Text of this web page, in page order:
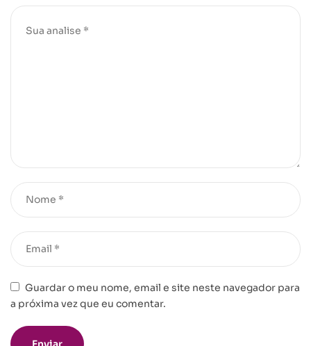
Guardar o meu nome, email e site neste navegador para
a próxima vez que eu comentar.